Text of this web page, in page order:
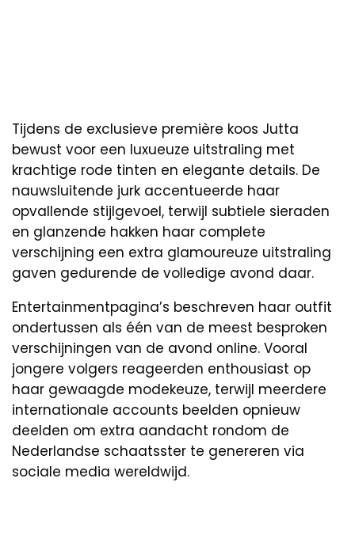
Tijdens de exclusieve première koos Jutta
bewust voor een luxueuze uitstraling met
krachtige rode tinten en elegante details. De
nauwsluitende jurk accentueerde haar
opvallende stijlgevoel, terwijl subtiele sieraden
en glanzende hakken haar complete
verschijning een extra glamoureuze uitstraling
gaven gedurende de volledige avond daar.
Entertainmentpagina’s beschreven haar outfit
ondertussen als één van de meest besproken
verschijningen van de avond online. Vooral
jongere volgers reageerden enthousiast op
haar gewaagde modekeuze, terwijl meerdere
internationale accounts beelden opnieuw
deelden om extra aandacht rondom de
Nederlandse schaatsster te genereren via
sociale media wereldwijd.